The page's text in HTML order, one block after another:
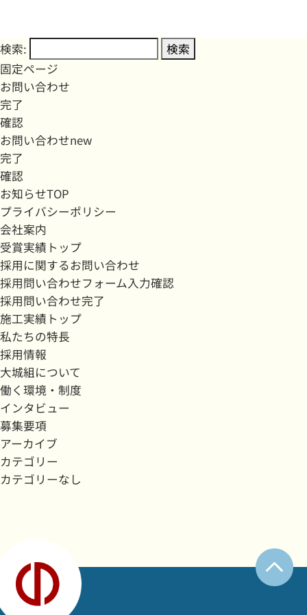
検索:
固定ページ
お問い合わせ
完了
確認
お問い合わせnew
完了
確認
お知らせTOP
プライバシーポリシー
会社案内
受賞実績トップ
採用に関するお問い合わせ
採用問い合わせフォーム入力確認
採用問い合わせ完了
施工実績トップ
私たちの特長
採用情報
大城組について
働く環境・制度
インタビュー
募集要項
アーカイブ
カテゴリー
カテゴリーなし